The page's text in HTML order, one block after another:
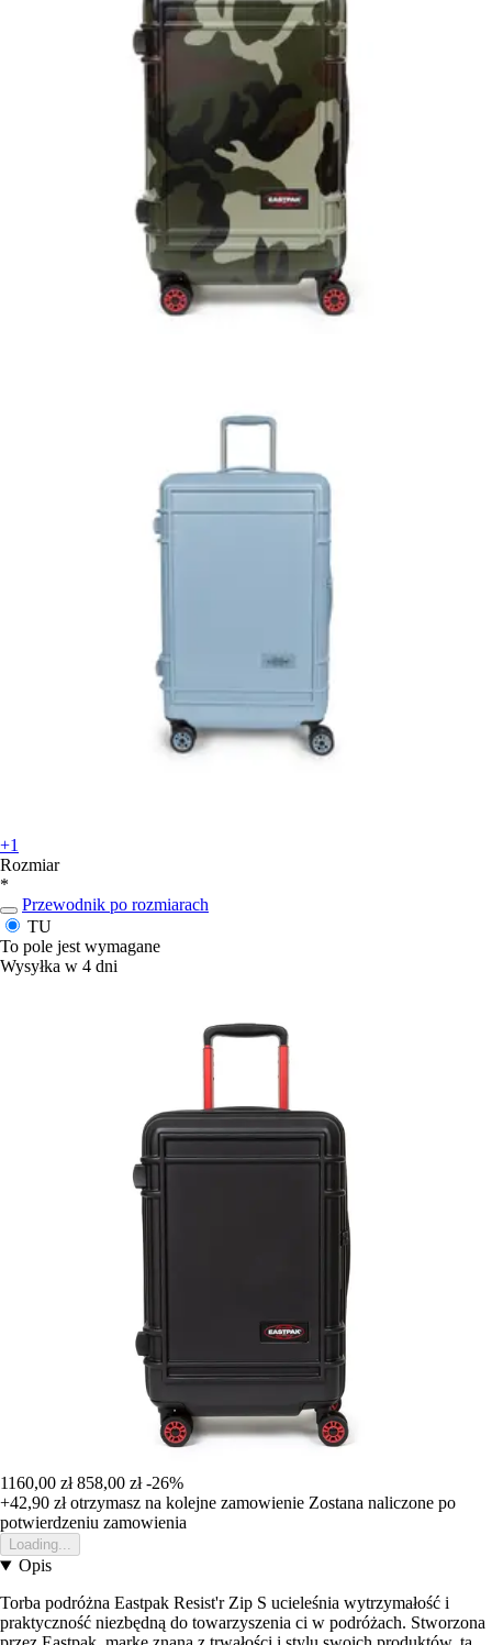
+1
Rozmiar
*
Przewodnik po rozmiarach
TU
To pole jest wymagane
Wysyłka w 4 dni
1160,00 zł 858,00 zł -26%
+42,90 złotrzymasz na kolejne zamowienie Zostana naliczone po
potwierdzeniu zamowienia
Loading...
Opis
Torba podróżna Eastpak Resist'r Zip S ucieleśnia wytrzymałość i
praktyczność niezbędną do towarzyszenia ci w podróżach. Stworzona